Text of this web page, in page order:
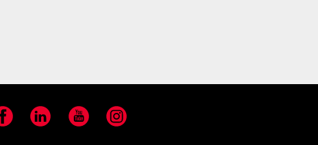
LinkedIn YouTubeInstagram